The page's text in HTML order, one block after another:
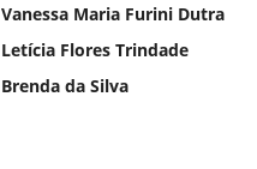
Vanessa Maria Furini Dutra
Letícia Flores Trindade
Brenda da Silva